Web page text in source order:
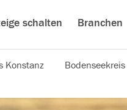
schalten Branchen
Konstanz Bodenseekreis